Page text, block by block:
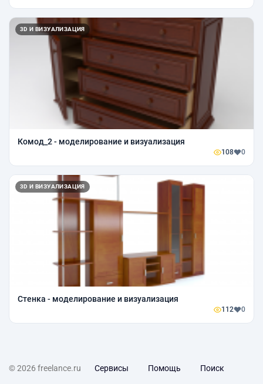
3D И ВИЗУАЛИЗАЦИЯ
Комод_2 - моделирование и визуализация
108 0
3D И ВИЗУАЛИЗАЦИЯ
Стенка - моделирование и визуализация
112 0
© 2026 freelance.ru Сервисы Помощь Поиск